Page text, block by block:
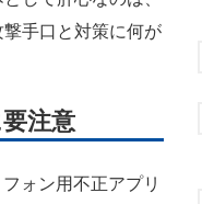
手口と対策に何が
注意
ォン用不正アプリ